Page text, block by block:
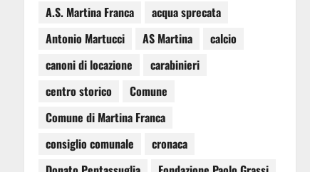
A.S. Martina Franca
acqua sprecata
Antonio Martucci
AS Martina
calcio
canoni di locazione
carabinieri
centro storico
Comune
Comune di Martina Franca
consiglio comunale
cronaca